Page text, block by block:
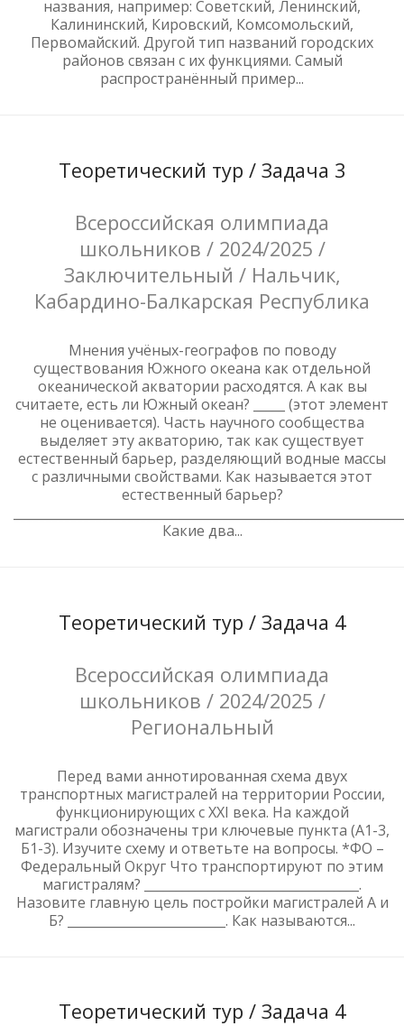
названия, например: Советский, Ленинский,
Калининский, Кировский, Комсомольский,
Первомайский. Другой тип названий городских
районов связан с их функциями. Самый
распространённый пример...
Теоретический тур / Задача 3
Всероссийская олимпиада
школьников / 2024/2025 /
Заключительный / Нальчик,
Кабардино-Балкарская Республика
Мнения учёных-географов по поводу
существования Южного океана как отдельной
океанической акватории расходятся. А как вы
считаете, есть ли Южный океан? _____ (этот элемент
не оценивается). Часть научного сообщества
выделяет эту акваторию, так как существует
естественный барьер, разделяющий водные массы
с различными свойствами. Как называется этот
естественный барьер?
Какие два...
Теоретический тур / Задача 4
Всероссийская олимпиада
школьников / 2024/2025 /
Региональный
Перед вами аннотированная схема двух
транспортных магистралей на территории России,
функционирующих с XXI века. На каждой
магистрали обозначены три ключевые пункта (А1-3,
Б1-3). Изучите схему и ответьте на вопросы. *ФО –
Федеральный Округ Что транспортируют по этим
магистралям? __________________________________.
Назовите главную цель постройки магистралей А и
Б? _________________________. Как называются...
Теоретический тур / Задача 4